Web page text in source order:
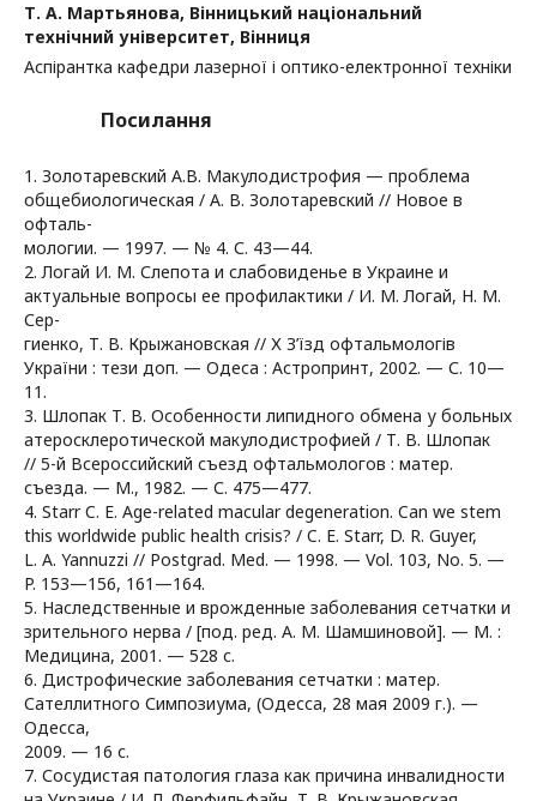
Т. А. Мартьянова, Вінницький національний
технічний університет, Вінниця
Аспірантка кафедри лазерної і оптико-електронної техніки
Посилання
1. Золотаревский А.В. Макулодистрофия — проблема
общебиологическая / А. В. Золотаревский // Новое в
офталь-
мологии. — 1997. — № 4. С. 43—44.
2. Логай И. М. Слепота и слабовиденье в Украине и
актуальные вопросы ее профилактики / И. М. Логай, Н. М.
Сер-
гиенко, Т. В. Крыжановская // Х З’їзд офтальмологів
України : тези доп. — Одеса : Астропринт, 2002. — С. 10—
11.
3. Шлопак Т. В. Особенности липидного обмена у больных
атеросклеротической макулодистрофией / Т. В. Шлопак
// 5-й Всероссийский съезд офтальмологов : матер.
съезда. — М., 1982. — С. 475—477.
4. Starr C. E. Age-related macular degeneration. Can we stem
this worldwide public health crisis? / C. E. Starr, D. R. Guyer,
L. A. Yannuzzi // Postgrad. Med. — 1998. — Vol. 103, Nо. 5. —
P. 153—156, 161—164.
5. Наследственные и врожденные заболевания сетчатки и
зрительного нерва / [под. ред. А. М. Шамшиновой]. — М. :
Медицина, 2001. — 528 с.
6. Дистрофические заболевания сетчатки : матер.
Сателлитного Симпозиума, (Одесса, 28 мая 2009 г.). —
Одесса,
2009. — 16 с.
7. Сосудистая патология глаза как причина инвалидности